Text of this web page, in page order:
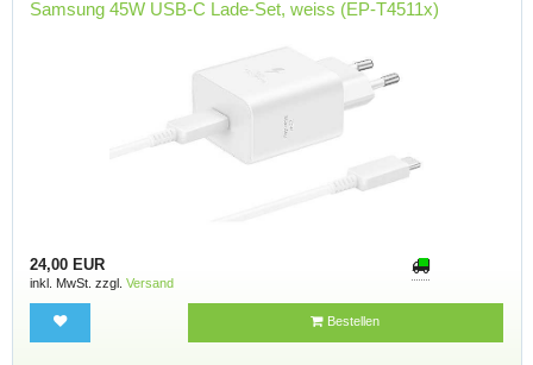
Samsung 45W USB-C Lade-Set, weiss (EP-T4511x)
24,00 EUR
inkl. MwSt. zzgl. Versand
Bestellen